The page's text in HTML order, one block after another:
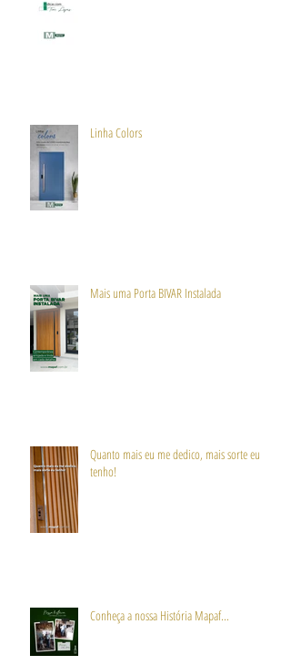
Linha Colors
Mais uma Porta BIVAR Instalada
Quanto mais eu me dedico, mais sorte eu
tenho!
Conheça a nossa História Mapaf...